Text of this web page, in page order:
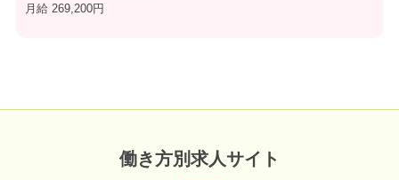
月給 269,200円
働き方別求人サイト